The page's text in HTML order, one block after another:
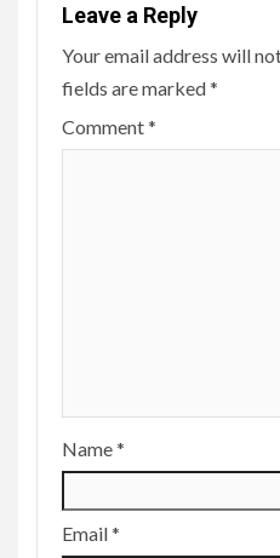
Leave a Reply
Your email address will
fields are marked*
Comment*
Name*
Email*